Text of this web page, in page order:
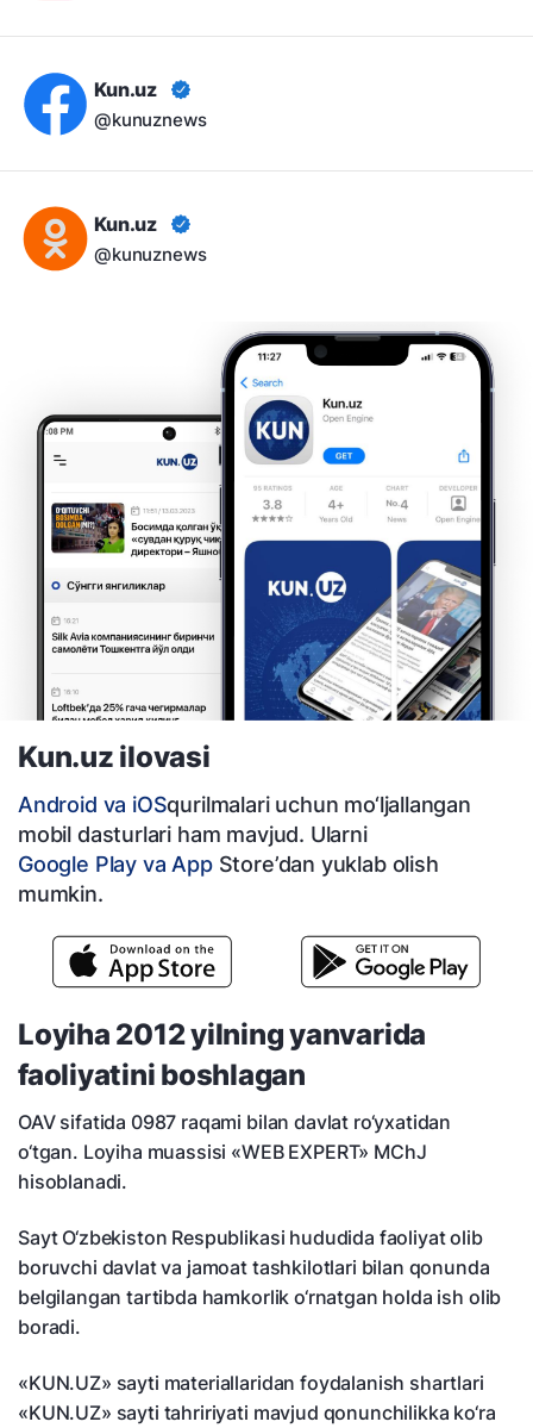
Kun.uz
@kunuznews
Kun.uz
@kunuznews
Kun.uz ilovasi
Android va iOSqurilmalari uchun mo‘ljallangan
mobil dasturlari ham mavjud. Ularni
Google Play va AppStore’dan yuklab olish
mumkin.
Loyiha 2012 yilning yanvarida
faoliyatini boshlagan
OAV sifatida 0987 raqami bilan davlat ro‘yxatidan
o‘tgan. Loyiha muassisi «WEB EXPERT» MChJ
hisoblanadi.
Sayt O‘zbekiston Respublikasi hududida faoliyat olib
boruvchi davlat va jamoat tashkilotlari bilan qonunda
belgilangan tartibda hamkorlik o‘rnatgan holda ish olib
boradi.
«KUN.UZ» sayti materiallaridan foydalanish shartlari
«KUN.UZ» sayti tahririyati mavjud qonunchilikka ko‘ra